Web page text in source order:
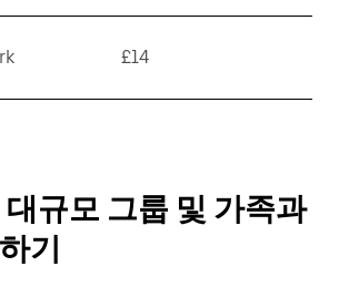
£14
규모 그룹 및 가족과
기